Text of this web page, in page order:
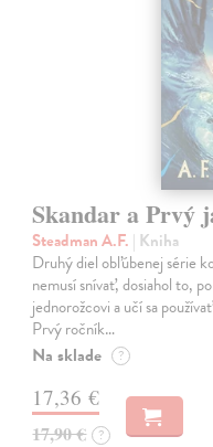
Skandar a Prvý
Steadman A.F. | Kniha
Druhý diel obľúbenej série
nemusí snívať, dosiahol to,
jednorožcovi a učí sa
Prvý ročník…
Na sklade ?
17,36 €
17,90 € ?